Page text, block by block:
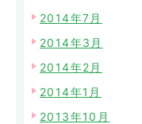
2014年7月
2014年3月
2014年2月
2014年1月
2013年10月